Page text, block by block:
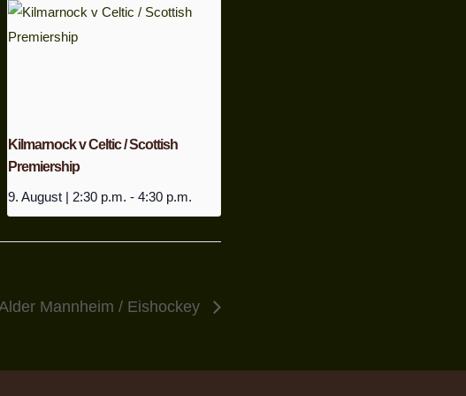
Kilmarnock v Celtic / Scottish
Premiership
9. August | 2:30 p.m. - 4:30 p.m.
Mannheim / Eishockey